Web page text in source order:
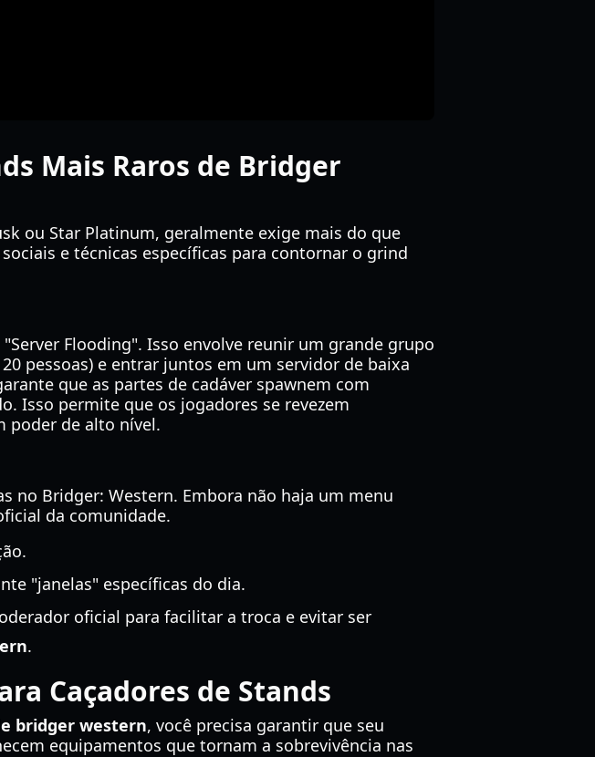
Mais Raros de Bridger
ou Star Platinum, geralmente exige mais do que
e técnicas específicas para contornar o grind
Flooding". Isso envolve reunir um grande grupo
pessoas) e entrar juntos em um servidor de baixa
que as partes de cadáver spawnem com
Isso permite que os jogadores se revezem
poder de alto nível.
no Bridger: Western. Embora não haja um menu
da comunidade.
"janelas" específicas do dia.
oficial para facilitar a troca e evitar ser
.
Caçadores de Stands
bridger western, você precisa garantir que seu
equipamentos que tornam a sobrevivência nas